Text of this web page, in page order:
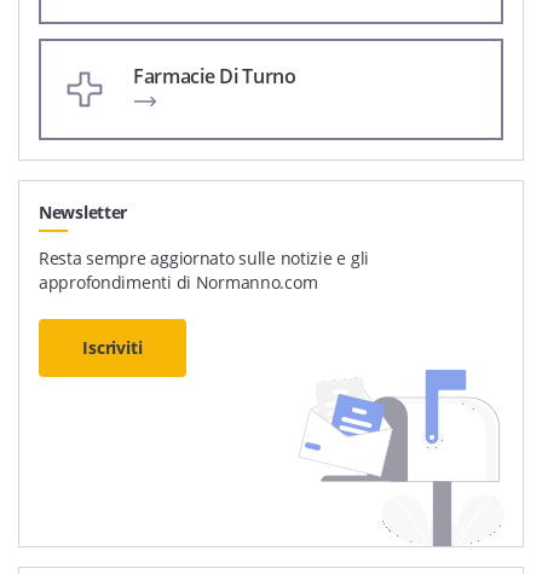
Farmacie Di Turno
Newsletter
Resta sempre aggiornato sulle notizie e gli
approfondimenti di Normanno.com
Iscriviti